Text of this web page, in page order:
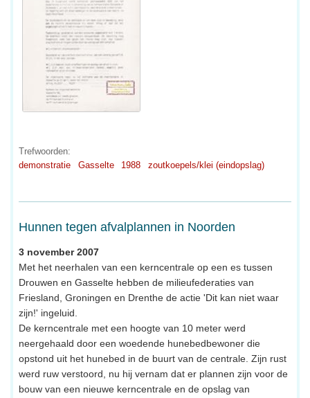
Trefwoorden:
demonstratie
Gasselte 1988 zoutkoepels/klei (eindopslag)
Hunnen tegen afvalplannen in Noorden
3 november 2007
Met het neerhalen van een kerncentrale op een es tussen
Drouwen en Gasselte hebben de milieufederaties van
Friesland, Groningen en Drenthe de actie 'Dit kan niet waar
zijn!' ingeluid.
De kerncentrale met een hoogte van 10 meter werd
neergehaald door een woedende hunebedbewoner die
opstond uit het hunebed in de buurt van de centrale. Zijn rust
werd ruw verstoord, nu hij vernam dat er plannen zijn voor de
bouw van een nieuwe kerncentrale en de opslag van